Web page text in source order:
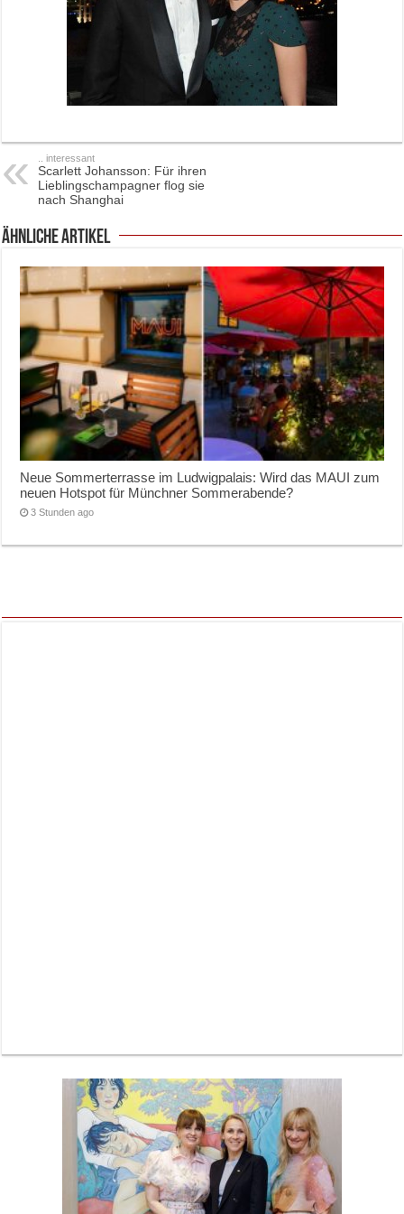
.. interessant
Scarlett Johansson: Für ihren
Lieblingschampagner flog sie
nach Shanghai
ähnliche Artikel
Neue Sommerterrasse im Ludwigpalais: Wird das MAUI zum
neuen Hotspot für Münchner Sommerabende?
3 Stunden ago